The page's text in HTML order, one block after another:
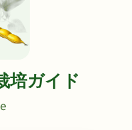
ガイド